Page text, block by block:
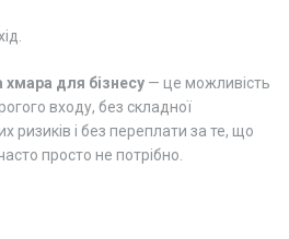
хмара для бізнесу — це можливість
входу, без складної
ризиків і без переплати за те, що
просто не потрібно.